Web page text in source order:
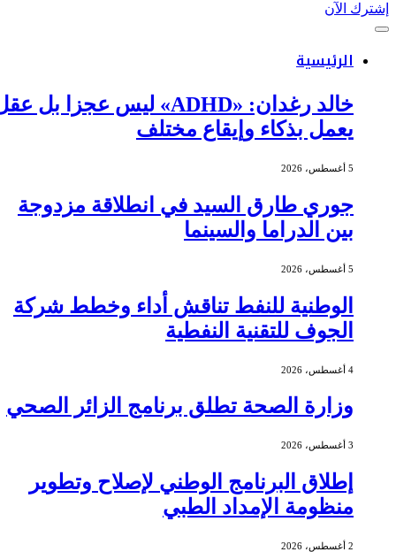
إشترك الآن
الرئيسية
خالد رغدان: «ADHD» ليس عجزا بل عقل
يعمل بذكاء وإيقاع مختلف
جوري طارق السيد في انطلاقة مزدوجة
بين الدراما والسينما
الوطنية للنفط تناقش أداء وخطط شركة
الجوف للتقنية النفطية
وزارة الصحة تطلق برنامج الزائر الصحي
إطلاق البرنامج الوطني لإصلاح وتطوير
منظومة الإمداد الطبي